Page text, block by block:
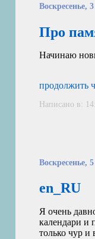
Воскресенье,
Про
Начинаю
продолжить
Написано в:
Воскресенье,
en_RU
Я очень
календари и
только чур и